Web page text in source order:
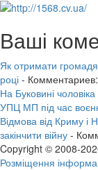
Ваші
Як отримати
році -
На Буковині
УПЦ МП під час
Відмова від Криму
закінчити війну -
Copyright © 2008-
Розміщення